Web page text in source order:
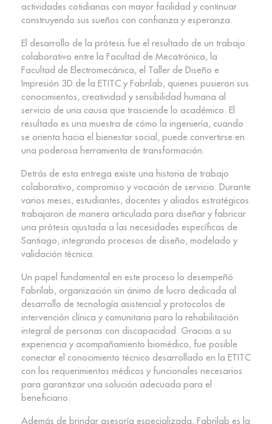
actividades cotidianas con mayor facilidad y continuar
construyendo sus sueños con confianza y esperanza.
El desarrollo de la prótesis fue el resultado de un trabajo
colaborativo entre la Facultad de Mecatrónica, la
Facultad de Electromecánica, el Taller de Diseño e
Impresión 3D de la ETITC y Fabrilab, quienes pusieron sus
conocimientos, creatividad y sensibilidad humana al
servicio de una causa que trasciende lo académico. El
resultado es una muestra de cómo la ingeniería, cuando
se orienta hacia el bienestar social, puede convertirse en
una poderosa herramienta de transformación.
Detrás de esta entrega existe una historia de trabajo
colaborativo, compromiso y vocación de servicio. Durante
varios meses, estudiantes, docentes y aliados estratégicos
trabajaron de manera articulada para diseñar y fabricar
una prótesis ajustada a las necesidades específicas de
Santiago, integrando procesos de diseño, modelado y
validación técnica.
Un papel fundamental en este proceso lo desempeñó
Fabrilab, organización sin ánimo de lucro dedicada al
desarrollo de tecnología asistencial y protocolos de
intervención clínica y comunitaria para la rehabilitación
integral de personas con discapacidad. Gracias a su
experiencia y acompañamiento biomédico, fue posible
conectar el conocimiento técnico desarrollado en la ETITC
con los requerimientos médicos y funcionales necesarios
para garantizar una solución adecuada para el
beneficiario.
Además de brindar asesoría especializada, Fabrilab es la